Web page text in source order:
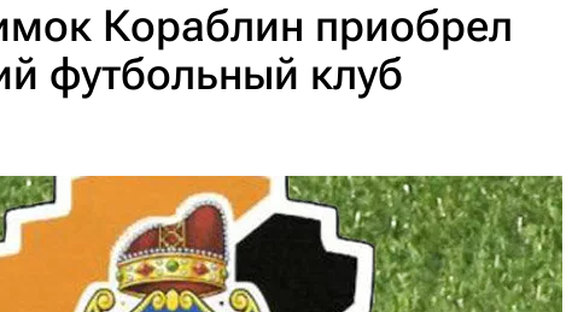
Кораблин приобрел
футбольный клуб